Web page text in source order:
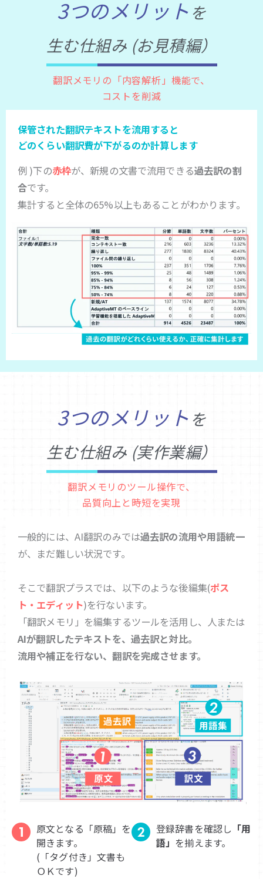
3つのメリット を
生む仕組み (お見積編）
翻訳メモリの「内容解析」機能で、
コストを削減
保管された翻訳テキストを流用すると
どのくらい翻訳費が下がるのか計算します
例 )下の赤枠が、新規の文書で流用できる過去訳の割
合です。
集計すると全体の65%以上もあることがわかります。
3つのメリット を
生む仕組み (実作業編）
翻訳メモリのツール操作で、
品質向上と時短を実現
一般的には、AI翻訳のみでは過去訳の流用や用語統一
が、まだ難しい状況です。
そこで翻訳プラスでは、以下のような後編集(ポス
ト・エディット)を行ないます。
「翻訳メモリ」を編集するツールを活用し、人または
AIが翻訳したテキストを、過去訳と対比。
流用や補正を行ない、翻訳を完成させます。
原文となる「原稿」を
開きます。
(「タグ付き」文書も
ＯＫです)
登録辞書を確認し 「用
語」 を揃えます。